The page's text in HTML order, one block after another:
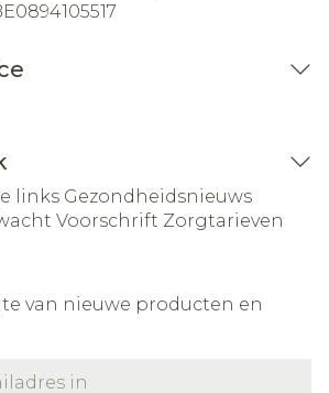
links Gezondheidsnieuws
Voorschrift Zorgtarieven
van nieuwe producten en